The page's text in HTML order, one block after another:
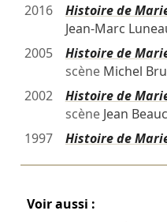
2016
Histoire de
Jean-Marc
2005
Histoire de
scène Michel
2002
Histoire de
scène Jean
1997
Histoire de
Voir aussi :